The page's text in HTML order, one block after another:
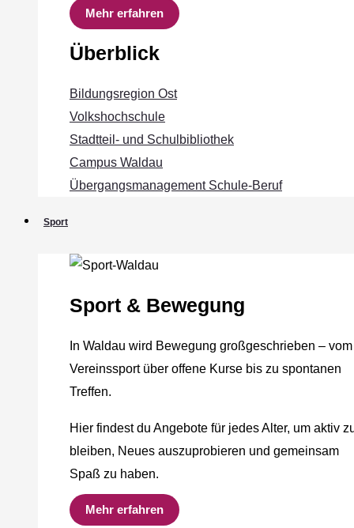
Mehr erfahren
Überblick
Bildungsregion Ost
Volkshochschule
Stadtteil- und Schulbibliothek
Campus Waldau
Übergangsmanagement Schule‐Beruf
Sport
Sport & Bewegung
In Waldau wird Bewegung großgeschrieben – vom
Vereinssport über offene Kurse bis zu spontanen
Treffen.
Hier findest du Angebote für jedes Alter, um aktiv
bleiben, Neues auszuprobieren und gemeinsam
Spaß zu haben.
Mehr erfahren